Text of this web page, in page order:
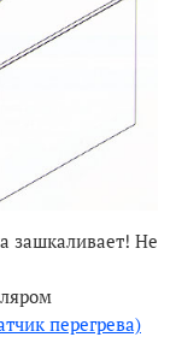
зашкаливает! Не
перегрева)